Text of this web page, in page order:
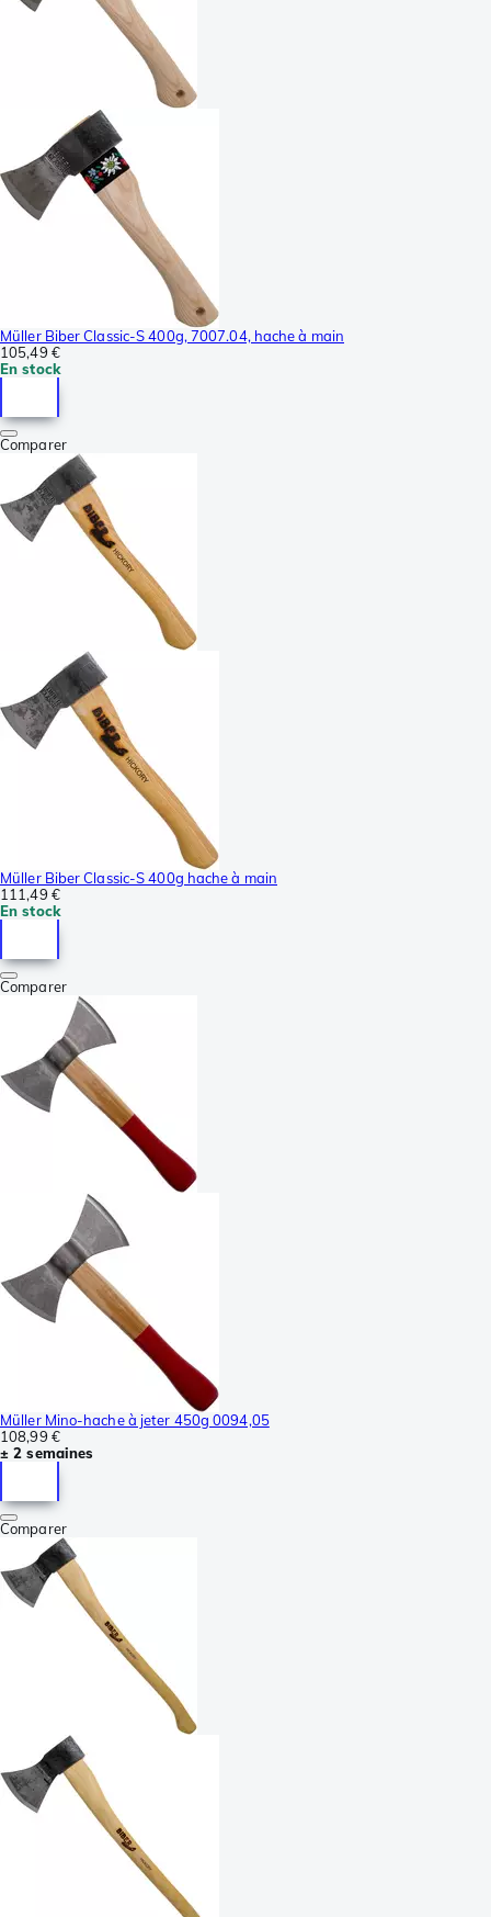
Müller Biber Classic-S 400g, 7007.04, hache à main
105,49 €
En stock
Comparer
Müller Biber Classic-S 400g hache à main
111,49 €
En stock
Comparer
Müller Mino-hache à jeter 450g 0094,05
108,99 €
± 2 semaines
Comparer